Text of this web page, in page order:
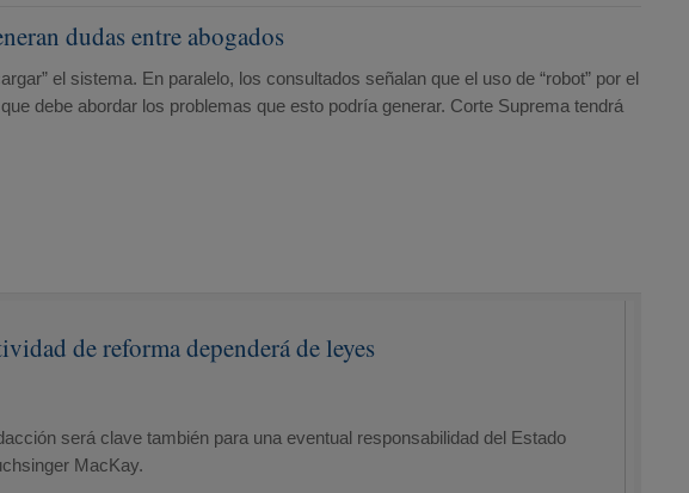
dudas entre abogados
el sistema. En paralelo, los consultados señalan que el uso de “robot” por el
debe abordar los problemas que esto podría generar. Corte Suprema tendrá
de reforma dependerá de leyes
será clave también para una eventual responsabilidad del Estado
MacKay.